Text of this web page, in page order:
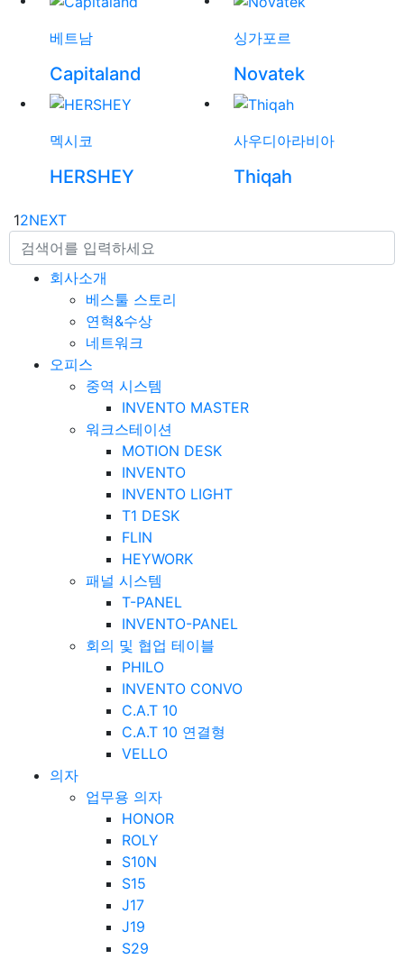
베트남
Capitaland
싱가포르
Novatek
멕시코
HERSHEY
사우디아라비아
Thiqah
12NEXT
회사소개
베스툴 스토리
연혁&수상
네트워크
오피스
중역 시스템
INVENTO MASTER
워크스테이션
MOTION DESK
INVENTO
INVENTO LIGHT
T1 DESK
FLIN
HEYWORK
패널 시스템
T-PANEL
INVENTO-PANEL
회의 및 협업 테이블
PHILO
INVENTO CONVO
C.A.T 10
C.A.T 10 연결형
VELLO
의자
업무용 의자
HONOR
ROLY
S10N
S15
J17
J19
S29